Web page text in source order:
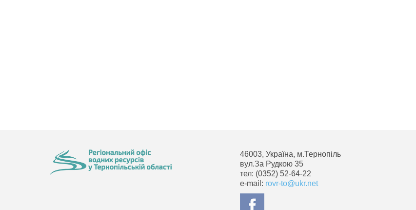
46003, Україна, м.Тернопіль
вул.За Рудкою 35
тел: (0352) 52-64-22
e-mail: rovr-to@ukr.net